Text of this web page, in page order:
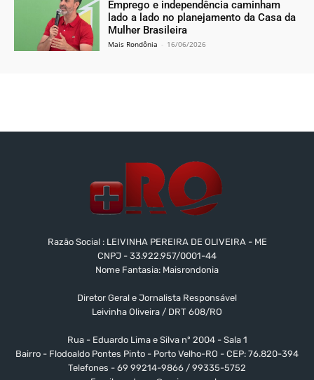
Emprego e independência caminham
lado a lado no planejamento da Casa da
Mulher Brasileira
Mais Rondônia - 16/06/2026
Razão Social : LEIVINHA PEREIRA DE OLIVEIRA - ME
CNPJ - 33.922.957/0001-44
Nome Fantasia: Maisrondonia
Diretor Geral e Jornalista Responsável
Leivinha Oliveira / DRT 608/RO
Rua - Eduardo Lima e Silva nº 2004 - Sala 1
Bairro - Flodoaldo Pontes Pinto - Porto Velho-RO - CEP: 76.820-394
Telefones - 69 99214-9866 / 99335-5752